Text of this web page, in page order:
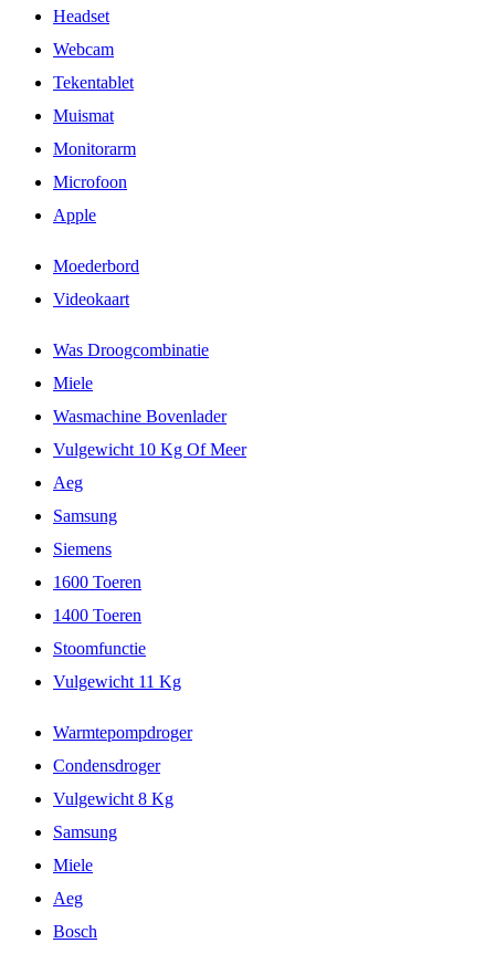
Headset
Webcam
Tekentablet
Muismat
Monitorarm
Microfoon
Apple
Moederbord
Videokaart
Was Droogcombinatie
Miele
Wasmachine Bovenlader
Vulgewicht 10 Kg Of Meer
Aeg
Samsung
Siemens
1600 Toeren
1400 Toeren
Stoomfunctie
Vulgewicht 11 Kg
Warmtepompdroger
Condensdroger
Vulgewicht 8 Kg
Samsung
Miele
Aeg
Bosch